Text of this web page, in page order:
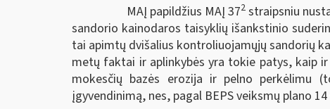
MAĮ papildžius MAĮ 372straipsniu
sandorio kainodaros taisyklių išankstinio
tai apimtų dvišalius kontroliuojamųjų sandorių
metų faktai ir aplinkybės yra tokie patys, kaip
mokesčių bazės erozija ir pelno perkėlimu
įgyvendinimą, nes, pagal BEPS veiksmų plano